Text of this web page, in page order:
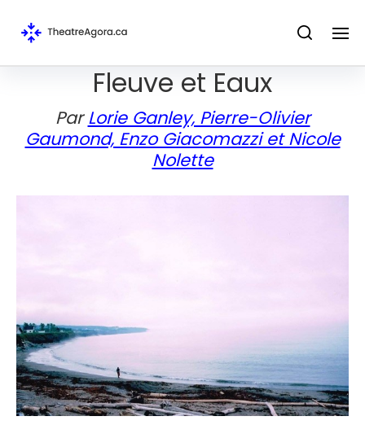
Fleuve et Eaux
Par Lorie Ganley, Pierre-Olivier
Gaumond, Enzo Giacomazzi et Nicole
Nolette